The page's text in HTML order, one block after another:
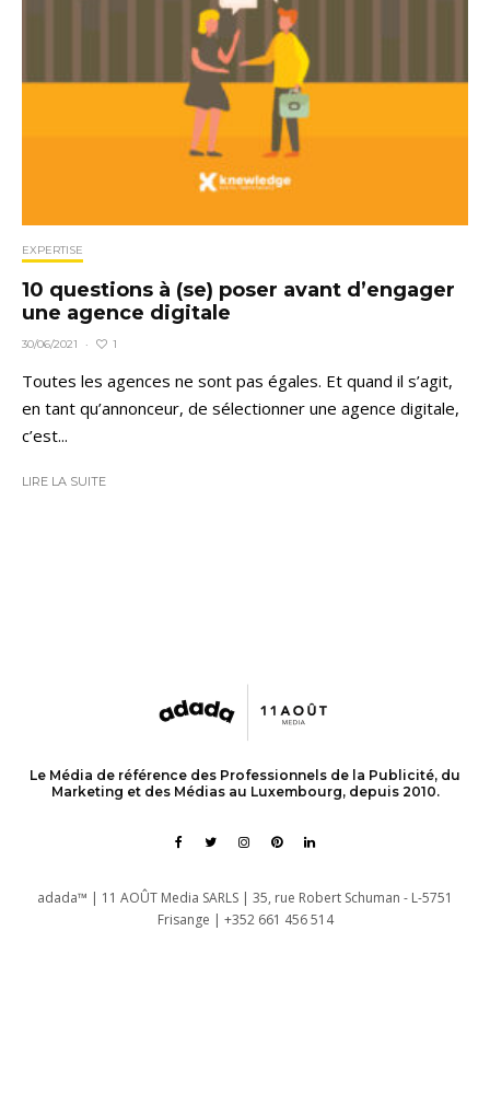
EXPERTISE
10 questions à (se) poser avant d’engager
une agence digitale
30/06/2021 · 1
Toutes les agences ne sont pas égales. Et quand il s’agit,
en tant qu’annonceur, de sélectionner une agence digitale,
c’est...
LIRE LA SUITE
Le Média de référence des Professionnels de la Publicité, du
Marketing et des Médias au Luxembourg, depuis 2010.
adada™ | 11 AOÛT Media SARLS | 35, rue Robert Schuman - L-5751
Frisange | +352 661 456 514